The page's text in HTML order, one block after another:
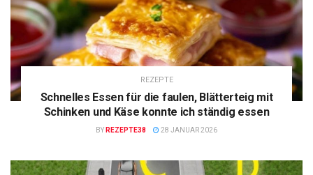
REZEPTE
Schnelles Essen für die faulen, Blätterteig mit
Schinken und Käse konnte ich ständig essen
BY REZEPTE38 28 JANUAR 2026